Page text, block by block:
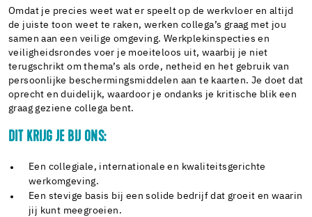
Omdat je precies weet wat er speelt op de werkvloer en altijd
de juiste toon weet te raken, werken collega’s graag met jou
samen aan een veilige omgeving. Werkplekinspecties en
veiligheidsrondes voer je moeiteloos uit, waarbij je niet
terugschrikt om thema’s als orde, netheid en het gebruik van
persoonlijke beschermingsmiddelen aan te kaarten. Je doet dat
oprecht en duidelijk, waardoor je ondanks je kritische blik een
graag geziene collega bent.
DIT KRIJG JE BIJ ONS:
Een collegiale, internationale en kwaliteitsgerichte
werkomgeving.
Een stevige basis bij een solide bedrijf dat groeit en waarin
jij kunt meegroeien.